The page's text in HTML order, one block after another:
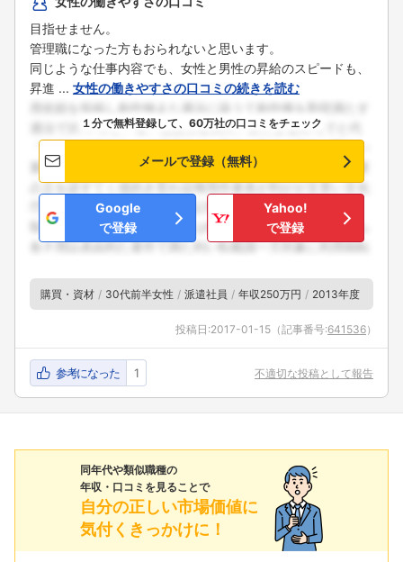
目指せません。
管理職になった方もおられないと思います。
同じような仕事内容でも、女性と男性の昇給のスピードも、
昇進 ... 女性の働きやすさの口コミの続きを読む
１分で無料登録して、60万社の口コミをチェック
メールで登録（無料）
Google
で登録
Yahoo!
で登録
購買・資材 30代前半女性 派遣社員 年収250万円 2013年度
投稿日:2017-01-15 （記事番号:641536）
参考になった 1 不適切な投稿として報告
同年代や類似職種の
年収・口コミを見ることで
自分の正しい市場価値に
気付くきっかけに！